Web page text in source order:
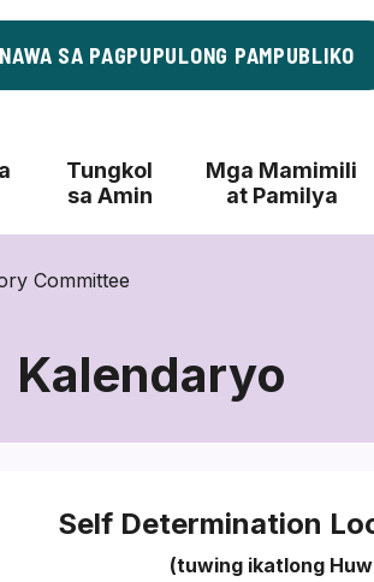
SA PAGPUPULONG PAMPUBLIKO
Tungkol
sa Amin
Mga Mamimili
at Pamilya
Committee
Kalendaryo
Self Determination
(tuwing ikatlong